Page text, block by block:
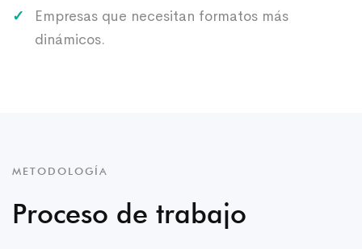
Empresas que necesitan formatos más
dinámicos.
METODOLOGÍA
Proceso de trabajo